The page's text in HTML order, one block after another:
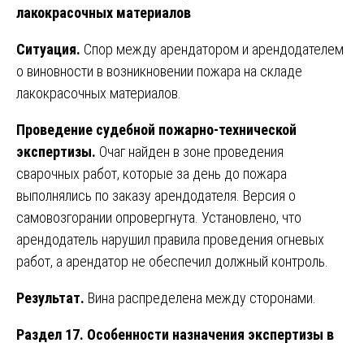
лакокрасочных материалов
Ситуация. Спор между арендатором и арендодателем
о виновности в возникновении пожара на складе
лакокрасочных материалов.
Проведение судебной пожарно-технической
экспертизы. Очаг найден в зоне проведения
сварочных работ, которые за день до пожара
выполнялись по заказу арендодателя. Версия о
самовозгорании опровергнута. Установлено, что
арендодатель нарушил правила проведения огневых
работ, а арендатор не обеспечил должный контроль.
Результат. Вина распределена между сторонами.
Раздел 17. Особенности назначения экспертизы в